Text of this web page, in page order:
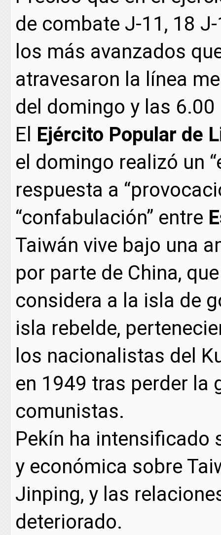
de combate J-11, 18
los más avanzados
atravesaron la línea
del domingo y las 6.00
El Ejército Popular de
el domingo realizó un
respuesta a
“confabulación” entre
Taiwán vive bajo una
por parte de China,
considera a la isla de
isla rebelde,
los nacionalistas del
en 1949 tras perder la
comunistas.
Pekín ha intensificado
y económica sobre
Jinping, y las
deteriorado.